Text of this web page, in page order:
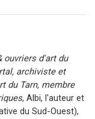
ouvriers d'art du
archiviste et
du Tarn, membre
, Albi, l'auteur et
du Sud-Ouest),